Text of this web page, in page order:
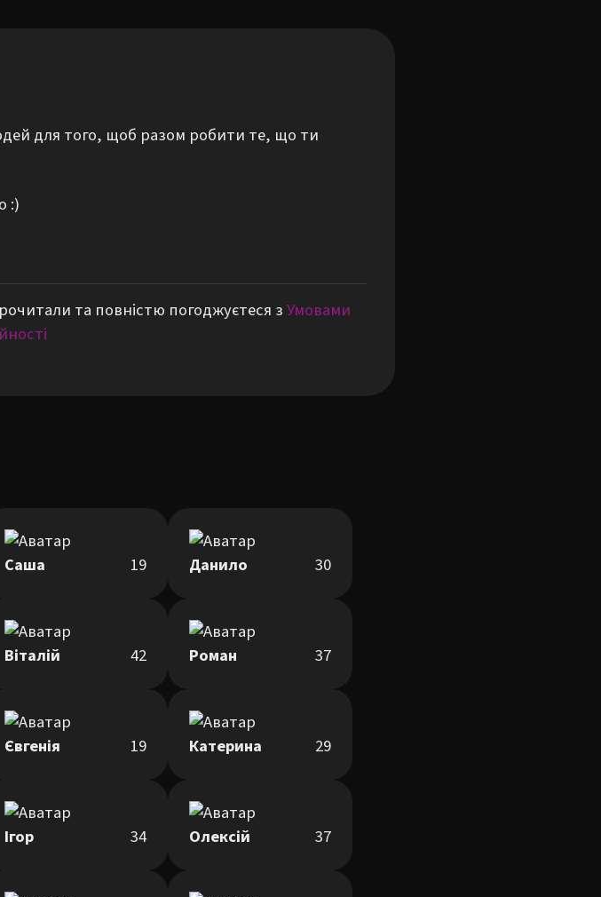
для того, щоб разом робити те, що ти
:)
та повністю погоджуєтеся зУмовами
Саша 19 Данило 30
Віталій 42 Роман 37
Євгенія 19 Катерина 29
Ігор 34 Олексій 37